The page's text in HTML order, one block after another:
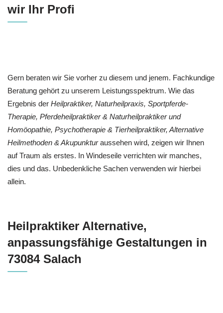
wir Ihr Profi
Gern beraten wir Sie vorher zu diesem und jenem. Fachkundige
Beratung gehört zu unserem Leistungsspektrum. Wie das
Ergebnis der Heilpraktiker, Naturheilpraxis, Sportpferde-
Therapie, Pferdeheilpraktiker & Naturheilpraktiker und
‎Homöopathie, ‎Psychotherapie & ‎Tierheilpraktiker, Alternative
Heilmethoden & Akupunkturaussehen wird, zeigen wir Ihnen
auf Traum als erstes. In Windeseile verrichten wir manches,
dies und das. Unbedenkliche Sachen verwenden wir hierbei
allein.
Heilpraktiker Alternative,
anpassungsfähige Gestaltungen in
73084 Salach